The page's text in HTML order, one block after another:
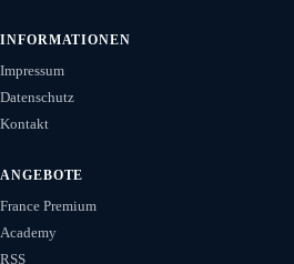
INFORMATIONEN
Impressum
Datenschutz
Kontakt
ANGEBOTE
France Premium
Academy
RSS